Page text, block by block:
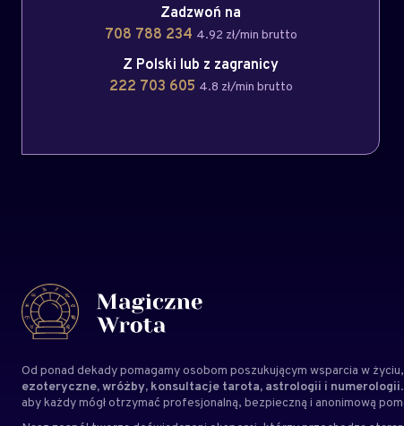
Zadzwoń na
708 788 234 4.92 zł/min brutto
Z Polski lub z zagranicy
222 703 605 4.8 zł/min brutto
Od ponad dekady pomagamy osobom poszukującym wsparcia w
ezoteryczne, wróżby, konsultacje tarota, astrologii i numerologii
aby każdy mógł otrzymać profesjonalną, bezpieczną i anonimową